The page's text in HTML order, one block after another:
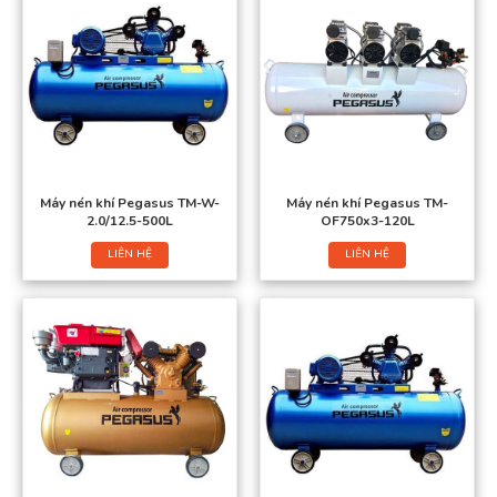
Máy nén khí Pegasus TM-W-
2.0/12.5-500L
LIÊN HỆ
Máy nén khí Pegasus TM-
OF750x3-120L
LIÊN HỆ